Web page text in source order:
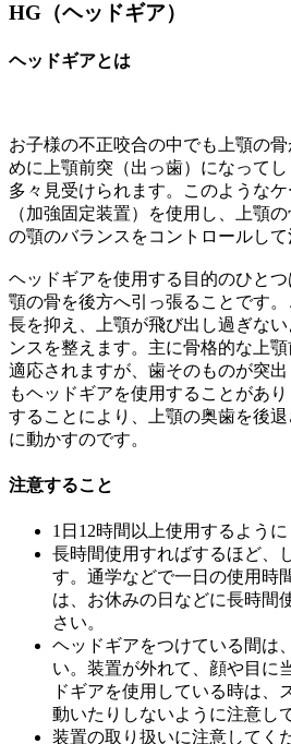
HG（ヘッドギア）
ヘッドギアとは
お子様の不正咬合の中でも上顎の
めに上顎前突（出っ歯）になってし
多々見受けられます。このような
（加強固定装置）を使用し、上顎
の顎のバランスをコントロールして
ヘッドギアを使用する目的のひと
顎の骨を後方へ引っ張ることです
長を抑え、上顎が飛び出し過ぎな
ンスを整えます。主に骨格的な上
適応されますが、歯そのものが突
もヘッドギアを使用することがあ
することにより、上顎の奥歯を後
に動かすのです。
注意すること
1日12時間以上使用するように
長時間使用すればするほど、
す。通学などで一日の使用時
は、お休みの日などに長時間
さい。
ヘッドギアをつけている間は
い。装置が外れて、顔や目に
ドギアを使用している時は、
動いたりしないように注意し
装置の取り扱いに注意してく